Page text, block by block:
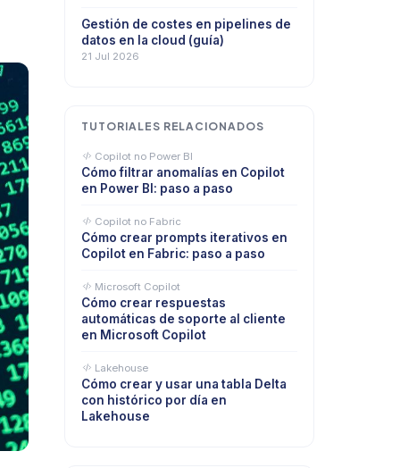
Gestión de costes en pipelines de
datos en la cloud (guía)
21 Jul 2026
TUTORIALES RELACIONADOS
Copilot no Power BI
Cómo filtrar anomalías en Copilot
en Power BI: paso a paso
Copilot no Fabric
Cómo crear prompts iterativos en
Copilot en Fabric: paso a paso
Microsoft Copilot
Cómo crear respuestas
automáticas de soporte al cliente
en Microsoft Copilot
Lakehouse
Cómo crear y usar una tabla Delta
con histórico por día en
Lakehouse